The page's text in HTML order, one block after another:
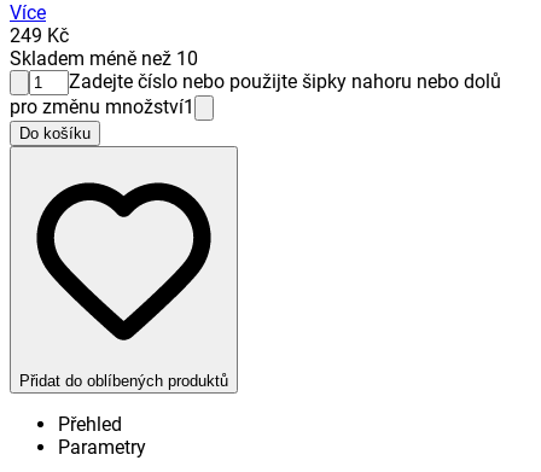
Více
249 Kč
Skladem méně než 10
Zadejte číslo nebo použijte šipky nahoru nebo dolů
pro změnu množství1
Do košíku
Přidat do oblíbených produktů
Přehled
Parametry